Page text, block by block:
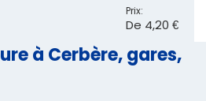
Prix:
De 4,20 €
à Cerbère, gares,